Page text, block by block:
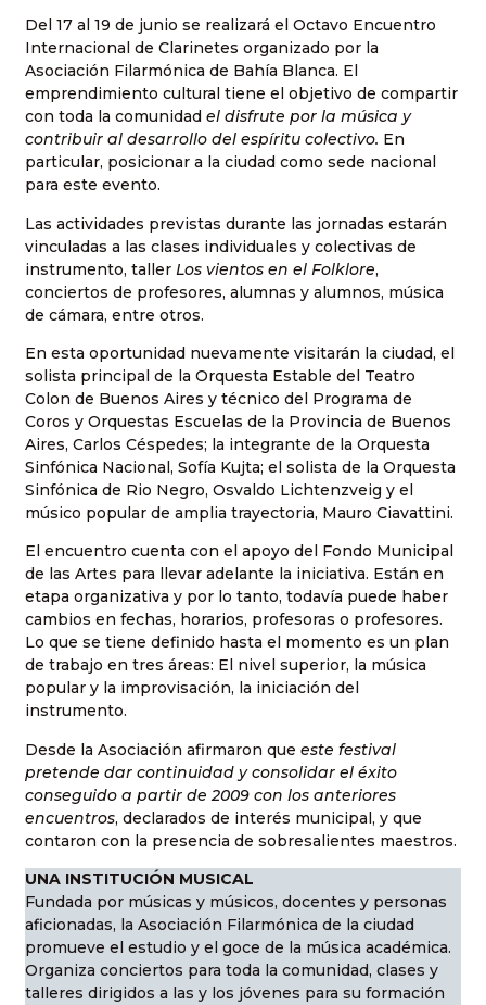
Del 17 al 19 de junio se realizará el Octavo Encuentro
Internacional de Clarinetes organizado por la
Asociación Filarmónica de Bahía Blanca. El
emprendimiento cultural tiene el objetivo de compartir
con toda la comunidad el disfrute por la música y
contribuir al desarrollo del espíritu colectivo. En
particular, posicionar a la ciudad como sede nacional
para este evento.
Las actividades previstas durante las jornadas estarán
vinculadas a las clases individuales y colectivas de
instrumento, taller Los vientos en el Folklore,
conciertos de profesores, alumnas y alumnos, música
de cámara, entre otros.
En esta oportunidad nuevamente visitarán la ciudad, el
solista principal de la Orquesta Estable del Teatro
Colon de Buenos Aires y técnico del Programa de
Coros y Orquestas Escuelas de la Provincia de Buenos
Aires, Carlos Céspedes; la integrante de la Orquesta
Sinfónica Nacional, Sofía Kujta; el solista de la Orquesta
Sinfónica de Rio Negro, Osvaldo Lichtenzveig y el
músico popular de amplia trayectoria, Mauro Ciavattini.
El encuentro cuenta con el apoyo del Fondo Municipal
de las Artes para llevar adelante la iniciativa. Están en
etapa organizativa y por lo tanto, todavía puede haber
cambios en fechas, horarios, profesoras o profesores.
Lo que se tiene definido hasta el momento es un plan
de trabajo en tres áreas: El nivel superior, la música
popular y la improvisación, la iniciación del
instrumento.
Desde la Asociación afirmaron que este festival
pretende dar continuidad y consolidar el éxito
conseguido a partir de 2009 con los anteriores
encuentros, declarados de interés municipal, y que
contaron con la presencia de sobresalientes maestros.
UNA INSTITUCIÓN MUSICAL
Fundada por músicas y músicos, docentes y personas
aficionadas, la Asociación Filarmónica de la ciudad
promueve el estudio y el goce de la música académica.
Organiza conciertos para toda la comunidad, clases y
talleres dirigidos a las y los jóvenes para su formación